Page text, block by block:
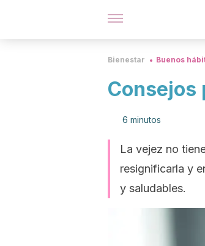
Bienestar Buenos
Consejos
6 minutos
La vejez no
resignificarla y
y saludables.